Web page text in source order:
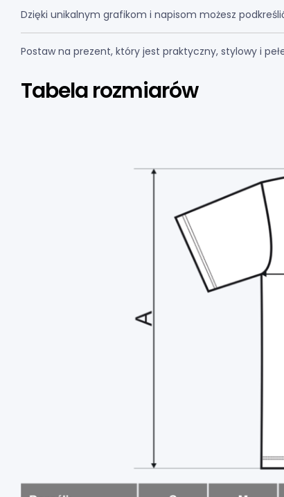
Dzięki unikalnym grafikom i napisom możesz
Postaw na prezent, który jest praktyczny, stylowy i
Tabela rozmiarów